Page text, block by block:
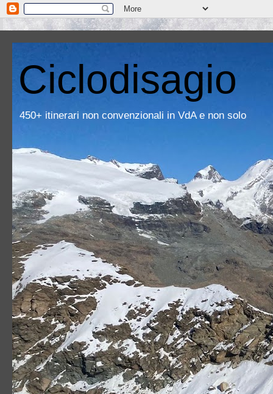
Ciclodisagio
450+ itinerari non convenzionali in VdA e non solo